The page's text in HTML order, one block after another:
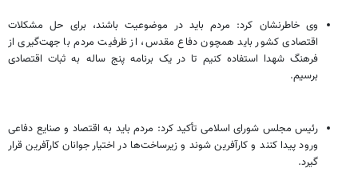
وی خاطرنشان کرد: مردم باید در موضوعیت باشند، برای حل مشکلات
اقتصادی کشور باید همچون دفاع مقدس، از ظرفیت مردم با جهت‌گیری از
فرهنگ شهدا استفاده کنیم تا در یک برنامه پنج ساله به ثبات اقتصادی
برسیم.
رئیس مجلس شورای اسلامی تأکید کرد: مردم باید به اقتصاد و صنایع دفاعی
ورود پیدا کنند و کارآفرین شوند و زیرساخت‌ها در اختیار جوانان کارآفرین قرار
گیرد.